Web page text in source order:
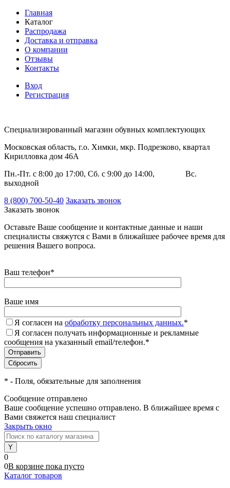
Главная
Каталог
Распродажа
Доставка и отправка
О компании
Отзывы
Контакты
Вход
Регистрация
Специализированный магазин обувных комплектующих
Московская область, г.о. Химки, мкр. Подрезково, квартал
Кирилловка дом 46А
Пн.-Пт. с 8:00 до 17:00, Сб. с 9:00 до 14:00, Вс.
выходной
8 (800) 700-50-40 Заказать звонок
Заказать звонок
Оставьте Ваше сообщение и контактные данные и наши
специалисты свяжутся с Вами в ближайшее рабочее время для
решения Вашего вопроса.
Ваш телефон*
Ваше имя
Я согласен на обработку персональных данных.*
Я согласен получать информационные и рекламные
сообщения на указанный email/телефон.*
* - Поля, обязательные для заполнения
Сообщение отправлено
Ваше сообщение успешно отправлено. В ближайшее время с
Вами свяжется наш специалист
Закрыть окно
0
0В корзине пока пусто
Каталог товаров